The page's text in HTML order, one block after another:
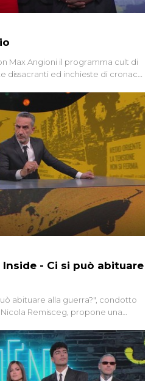
Max Angioni il programma cult di
dissacranti ed inchieste di cronaca
- Ci si può abituare
abituare alla guerra?", condotto
Remisceg, propone una
sia diventata una realtà pervasiva.
coinvolta in conflitti armati, il
considerarla un fenomeno